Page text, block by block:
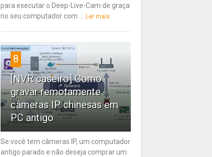
para executar o Deep-Live-Cam de graça
no seu computador com ...
Ler mais
8
[NVR caseiro] Como
gravar remotamente
câmeras IP chinesas em
PC antigo
Se você tem câmeras IP, um computador
antigo parado e não deseja comprar um